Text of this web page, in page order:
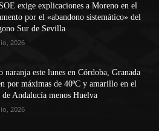
exige explicaciones a Moreno en el
por el «abandono sistemático» del
Sur de Sevilla
2026
naranja este lunes en Córdoba, Granada
por máximas de 40ºC y amarillo en el
de Andalucía menos Huelva
2026